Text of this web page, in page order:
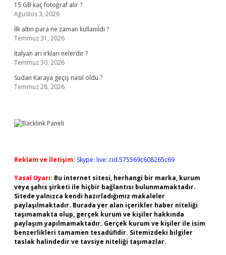
15 GB kaç fotoğraf alır ?
Ağustos 3, 2026
İlk altın para ne zaman kullanıldı ?
Temmuz 31, 2026
İtalyan arı ırkları nelerdir ?
Temmuz 30, 2026
Sudan Karaya geçiş nasıl oldu ?
Temmuz 28, 2026
Reklam ve İletişim: Skype: live:.cid.575569c608265c69
Yasal Uyarı: Bu internet sitesi, herhangi bir marka, kurum
veya şahıs şirketi ile hiçbir bağlantısı bulunmamaktadır.
Sitede yalnızca kendi hazırladığımız makaleler
paylaşılmaktadır. Burada yer alan içerikler haber niteliği
taşımamakta olup, gerçek kurum ve kişiler hakkında
paylaşım yapılmamaktadır. Gerçek kurum ve kişiler ile isim
benzerlikleri tamamen tesadüfidir. Sitemizdeki bilgiler
taslak halindedir ve tavsiye niteliği taşımazlar.